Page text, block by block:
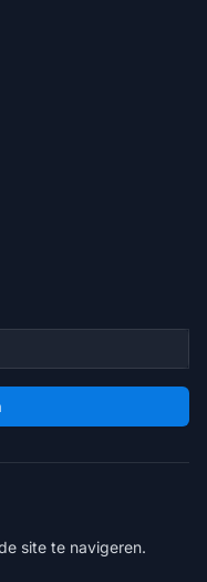
site te navigeren.